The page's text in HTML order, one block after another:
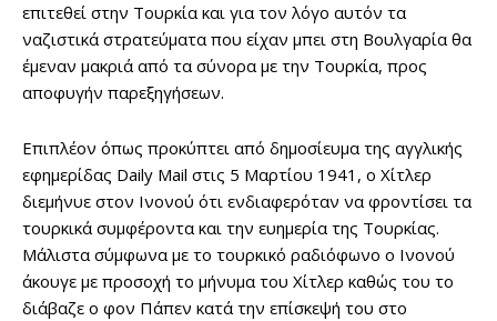
επιτεθεί στην Τουρκία και για τον λόγο αυτόν τα
ναζιστικά στρατεύματα που είχαν μπει στη Βουλγαρία θα
έμεναν μακριά από τα σύνορα με την Τουρκία, προς
αποφυγήν παρεξηγήσεων.
Επιπλέον όπως προκύπτει από δημοσίευμα της αγγλικής
εφημερίδας Daily Mail στις 5 Μαρτίου 1941, ο Χίτλερ
διεμήνυε στον Ινονού ότι ενδιαφερόταν να φροντίσει τα
τουρκικά συμφέροντα και την ευημερία της Τουρκίας.
Μάλιστα σύμφωνα με το τουρκικό ραδιόφωνο ο Ινονού
άκουγε με προσοχή το μήνυμα του Χίτλερ καθώς του το
διάβαζε ο φον Πάπεν κατά την επίσκεψή του στο